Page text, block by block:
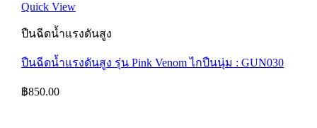
Quick View
ปืนฉีดน้ำแรงดันสูง
ปืนฉีดน้ำแรงดันสูง รุ่น Pink Venom ไกปืนนุ่ม : GUN030
฿850.00